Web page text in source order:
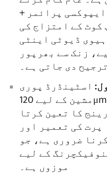
ایپوکسی پرائمر +
کے امتزاج کی
ڈیوٹی اینٹی
زنک سے بھرپور
دی جاتی ہے۔
اسٹینڈرڈ پوری
مشین کے لیے 120μm–300μm کی کل ڈرائی
کا تعین کرتا
پرت کی تعمیر اور
ضروری ہے، جو
کے لیے
موزوں ہے۔